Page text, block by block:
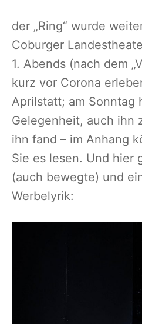
der „Ring“ wurde
Coburger
1. Abends (nach dem
kurz vor Corona
Aprilstatt; am Sonntag
Gelegenheit, auch ihn
ihn fand – im Anhang
Sie es lesen. Und hier
(auch bewegte) und
Werbelyrik: